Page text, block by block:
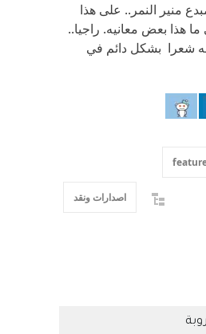
منير النمر.. على هذا
هذا بعض معانيه. راجيا..
شعرا بشكل دائم في
اصدارات ونقد